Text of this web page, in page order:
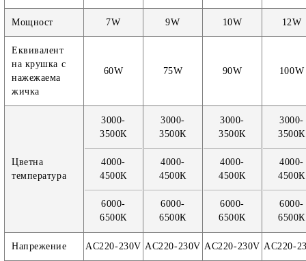
Мощност 7W 9W 10W 12W
Еквивалент
на крушка с
нажежаема
жичка
60W 75W 90W 100W
Цветна
температура
3000-
3500К
4000-
4500К
6000-
6500К
3000-
3500К
4000-
4500К
6000-
6500К
3000-
3500К
4000-
4500К
6000-
6500К
3000-
3500К
4000-
4500К
6000-
6500К
Напрежение AC220-230V AC220-230V AC220-230V AC220-